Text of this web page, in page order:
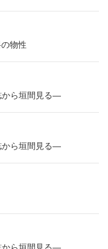
物性
から垣間見る―
から垣間見る―